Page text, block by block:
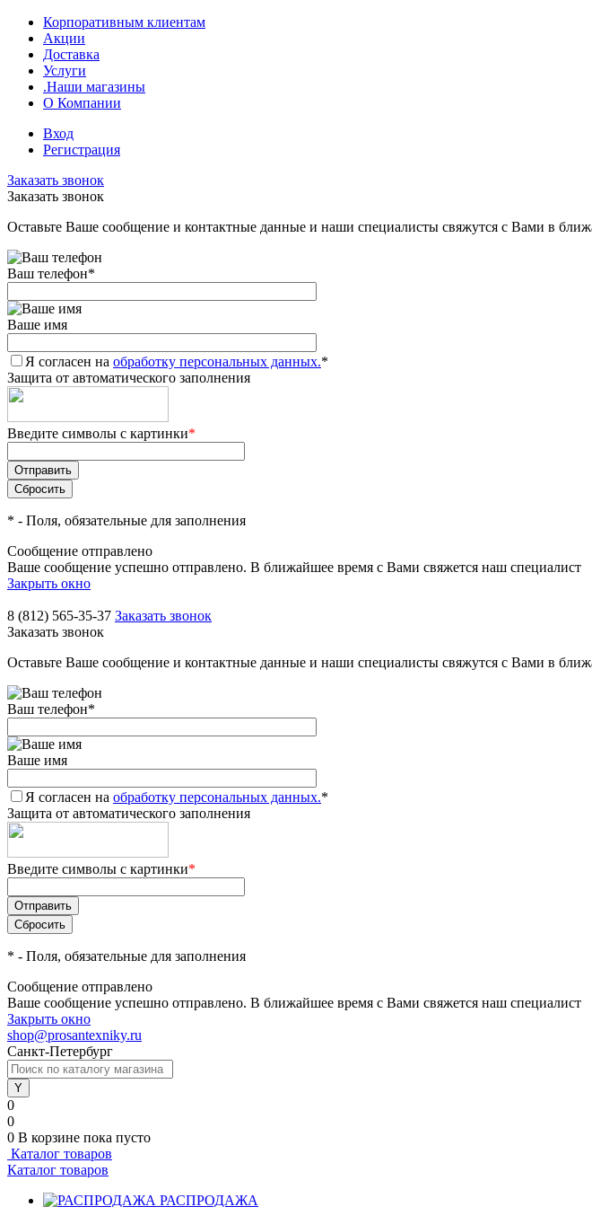
Корпоративным клиентам
Акции
Доставка
Услуги
.Наши магазины
О Компании
Вход
Регистрация
Заказать звонок
Заказать звонок
Оставьте Ваше сообщение и контактные данные и наши специалисты свяжутся с Вами в
Ваш телефон*
Ваше имя
Я согласен на обработку персональных данных.*
Защита от автоматического заполнения
Введите символы с картинки*
* - Поля, обязательные для заполнения
Сообщение отправлено
Ваше сообщение успешно отправлено. В ближайшее время с Вами свяжется наш специалист
Закрыть окно
8 (812) 565-35-37 Заказать звонок
Заказать звонок
Оставьте Ваше сообщение и контактные данные и наши специалисты свяжутся с Вами в
Ваш телефон*
Ваше имя
Я согласен на обработку персональных данных.*
Защита от автоматического заполнения
Введите символы с картинки*
* - Поля, обязательные для заполнения
Сообщение отправлено
Ваше сообщение успешно отправлено. В ближайшее время с Вами свяжется наш специалист
Закрыть окно
shop@prosantexniky.ru
Санкт-Петербург
0
0
0 В корзине пока пусто
Каталог товаров
Каталог товаров
РАСПРОДАЖА